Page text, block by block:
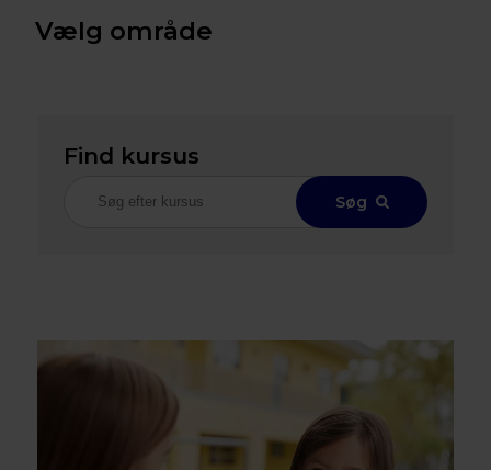
Vælg område
Find kursus
Søg